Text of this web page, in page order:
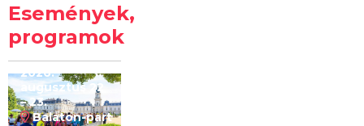
Események,
programok
Kilóméterek
2026
2026.
augusztus 22
– 23.
Balaton-part